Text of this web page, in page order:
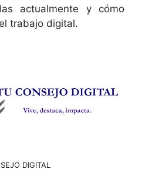
actualmente y cómo
trabajo digital.
DIGITAL